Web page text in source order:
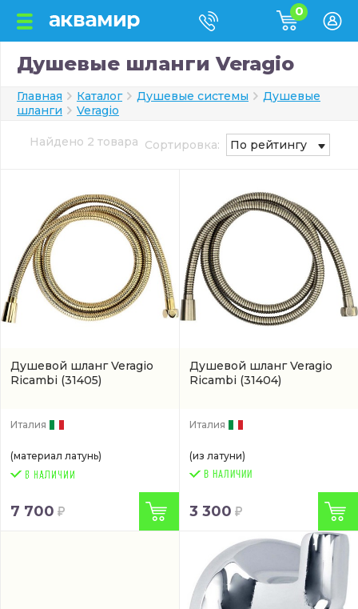
0
Душевые шланги Veragio
Главная Каталог Душевые системы
Душевые
шланги
Veragio
Найдено 2 товара Сортировка: По рейтингу
Душевой шланг Veragio
Ricambi (31405)
Италия
(материал латунь)
7 700
Душевой шланг Veragio
Ricambi (31404)
Италия
(из латуни)
В НАЛИЧИИ
3 300